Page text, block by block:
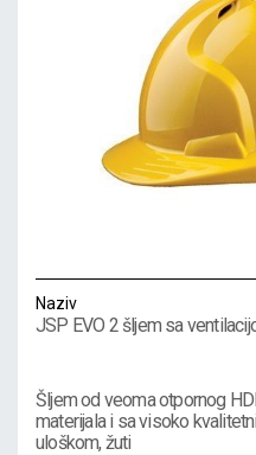
Naziv
JSP EVO 2 šljem sa
Šljem od veoma otpornog
materijala i sa visoko
uloškom, žuti